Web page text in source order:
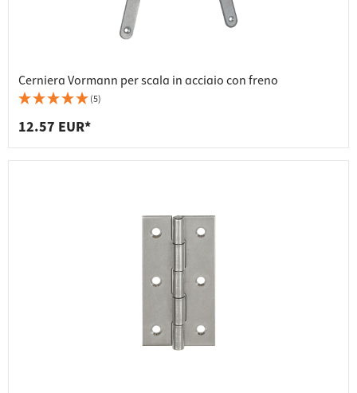
Cerniera Vormann per scala in acciaio con freno
(5)
12.57 EUR*